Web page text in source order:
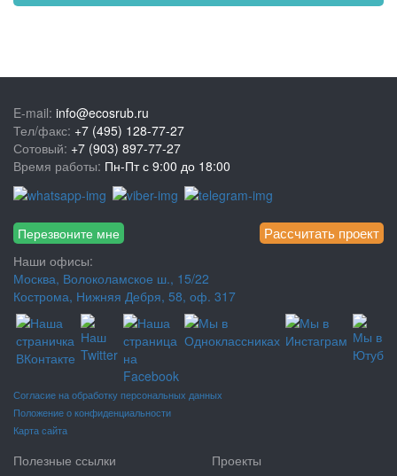
E-mail: info@ecosrub.ru
Тел/факс: +7 (495) 128-77-27
Сотовый: +7 (903) 897-77-27
Время работы: Пн-Пт с 9:00 до 18:00
Перезвоните мне Рассчитать проект
Наши офисы:
Москва, Волоколамское ш., 15/22
Кострома, Нижняя Дебря, 58, оф. 317
Согласие на обработку персональных данных
Положение о конфиденциальности
Карта сайта
Полезные ссылки
Проекты